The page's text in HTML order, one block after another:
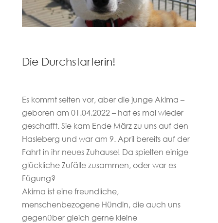
Die Durchstarterin!
Es kommt selten vor, aber die junge Akima –
geboren am 01.04.2022 – hat es mal wieder
geschafft. Sie kam Ende März zu uns auf den
Hasleberg und war am 9. April bereits auf der
Fahrt in ihr neues Zuhause! Da spielten einige
glückliche Zufälle zusammen, oder war es
Fügung?
Akima ist eine freundliche,
menschenbezogene Hündin, die auch uns
gegenüber gleich gerne kleine